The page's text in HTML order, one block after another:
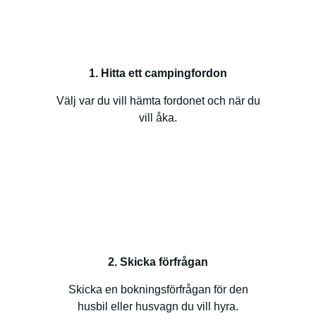
1. Hitta ett campingfordon
Välj var du vill hämta fordonet och när du
vill åka.
2. Skicka förfrågan
Skicka en bokningsförfrågan för den
husbil eller husvagn du vill hyra.